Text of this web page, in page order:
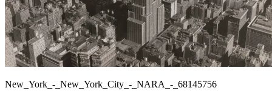
New_York_-_New_York_City_-_NARA_-_68145756